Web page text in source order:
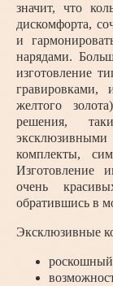
значит, что
дискомфорта,
и
нарядами.
изготовление
гравировками,
желтого
решения,
комплекты,
Изготовление
очень
обратившись в
Эксклюзивные